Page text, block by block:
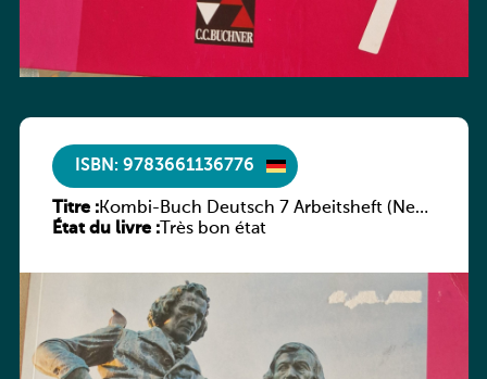
ISBN: 9783661136776
Titre :Kombi-Buch Deutsch 7 Arbeitsheft (Neue
Ausgabe Luxemburg)
État du livre :Très bon état